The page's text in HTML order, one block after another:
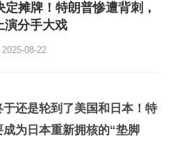
摊牌！特朗普惨遭背刺，
演分手大戏
08-22
还是轮到了美国和日本！特
为日本重新拥核的“垫脚